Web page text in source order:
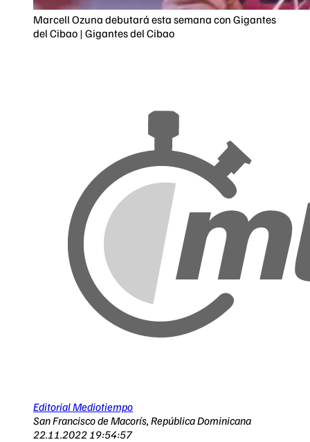
Marcell Ozuna debutará esta semana con Gigantes
del Cibao | Gigantes del Cibao
Editorial Mediotiempo
San Francisco de Macorís, República Dominicana
22.11.2022 19:54:57